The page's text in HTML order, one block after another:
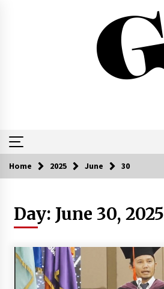
Home 2025 June 30
Day: June 30, 2025